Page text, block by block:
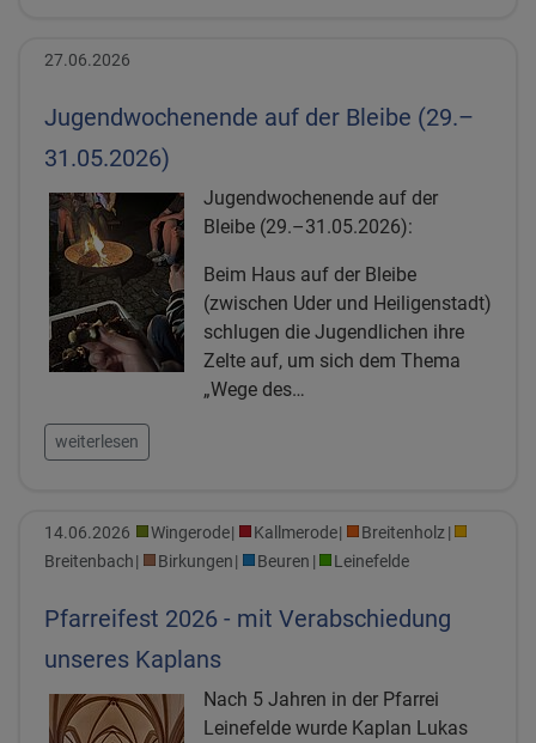
27.06.2026
Jugendwochenende auf der Bleibe (29.–
31.05.2026)
Jugendwochenende auf der
Bleibe (29.–31.05.2026):
Beim Haus auf der Bleibe
(zwischen Uder und Heiligenstadt)
schlugen die Jugendlichen ihre
Zelte auf, um sich dem Thema
„Wege des…
weiterlesen
14.06.2026 Wingerode Kallmerode
Breitenholz
Breitenbach
Birkungen Beuren Leinefelde
Pfarreifest 2026 - mit Verabschiedung
unseres Kaplans
Nach 5 Jahren in der Pfarrei
Leinefelde wurde Kaplan Lukas